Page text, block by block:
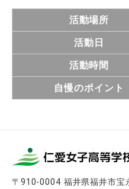
活動場所
活動日
活動時間
自慢のポイント
〒910-0004 福井県福井市宝